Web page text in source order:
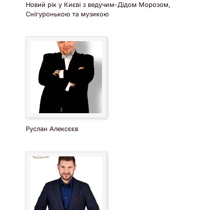
Новий рік у Києві з ведучим-Дідом Морозом,
Снігуронькою та музикою
Руслан Алексєєв